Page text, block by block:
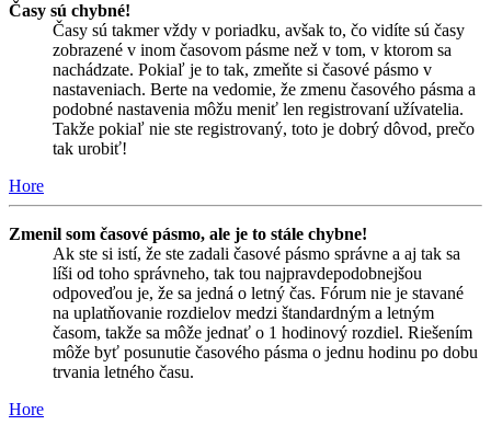
Časy sú chybné!
Časy sú takmer vždy v poriadku, avšak to, čo vidíte sú časy
zobrazené v inom časovom pásme než v tom, v ktorom sa
nachádzate. Pokiaľ je to tak, zmeňte si časové pásmo v
nastaveniach. Berte na vedomie, že zmenu časového pásma a
podobné nastavenia môžu meniť len registrovaní užívatelia.
Takže pokiaľ nie ste registrovaný, toto je dobrý dôvod, prečo
tak urobiť!
Hore
Zmenil som časové pásmo, ale je to stále chybne!
Ak ste si istí, že ste zadali časové pásmo správne a aj tak sa
líši od toho správneho, tak tou najpravdepodobnejšou
odpoveďou je, že sa jedná o letný čas. Fórum nie je stavané
na uplatňovanie rozdielov medzi štandardným a letným
časom, takže sa môže jednať o 1 hodinový rozdiel. Riešením
môže byť posunutie časového pásma o jednu hodinu po dobu
trvania letného času.
Hore